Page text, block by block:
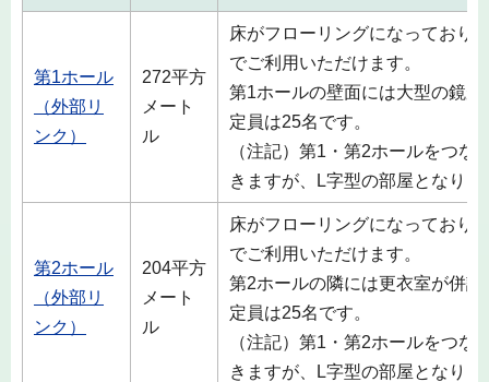
第1ホール
（外部リ
ンク）
272平方
メート
ル
床がフローリングになっており
でご利用いただけます。
第1ホールの壁面には大型の鏡が
定員は25名です。
（注記）第1・第2ホールをつな
きますが、L字型の部屋となりま
第2ホール
（外部リ
ンク）
204平方
メート
ル
床がフローリングになっており
でご利用いただけます。
第2ホールの隣には更衣室が併
定員は25名です。
（注記）第1・第2ホールをつな
きますが、L字型の部屋となりま